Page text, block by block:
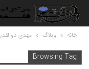
خانه وبلاگ مهدی ذوالقدر
Browsing Tag